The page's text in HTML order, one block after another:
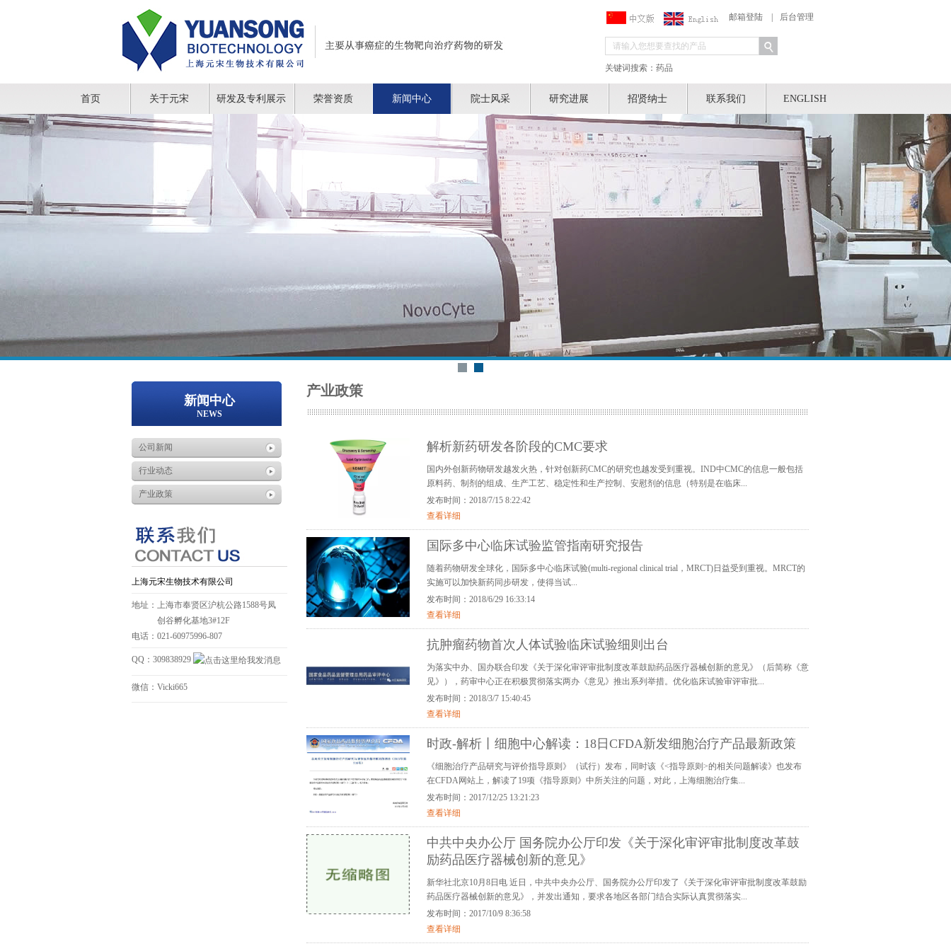
邮箱登陆| 后台管理
关键词搜索：药品
首页 关于元宋 研发及专利展示 荣誉资质 新闻中心 院士风采 研究进展 招贤纳士 联系我们 ENGLISH
新闻中心
NEWS
公司新闻
行业动态
产业政策
上海元宋生物技术有限公司
地址：上海市奉贤区沪杭公路1588号凤
创谷孵化基地3#12F
电话：021-60975996-807
QQ：309838929
微信：Vicki665
产业政策
解析新药研发各阶段的CMC要求
国内外创新药物研发越发火热，针对创新药CMC的研究也越发受到重视。IND中CMC的信息一般包括
原料药、制剂的组成、生产工艺、稳定性和生产控制、安慰剂的信息（特别是在临床...
发布时间：2018/7/15 8:22:42
查看详细
国际多中心临床试验监管指南研究报告
随着药物研发全球化，国际多中心临床试验(multi-regional clinical trial，MRCT)日益受到重视。MRCT的
实施可以加快新药同步研发，使得当试...
发布时间：2018/6/29 16:33:14
查看详细
抗肿瘤药物首次人体试验临床试验细则出台
为落实中办、国办联合印发《关于深化审评审批制度改革鼓励药品医疗器械创新的意见》（后简称《意
见》），药审中心正在积极贯彻落实两办《意见》推出系列举措。优化临床试验审评审批...
发布时间：2018/3/7 15:40:45
查看详细
时政-解析丨细胞中心解读：18日CFDA新发细胞治疗产品最新政策
《细胞治疗产品研究与评价指导原则》（试行）发布，同时该《<指导原则>的相关问题解读》也发布
在CFDA网站上，解读了19项《指导原则》中所关注的问题，对此，上海细胞治疗集...
发布时间：2017/12/25 13:21:23
查看详细
中共中央办公厅 国务院办公厅印发《关于深化审评审批制度改革鼓
励药品医疗器械创新的意见》
新华社北京10月8日电 近日，中共中央办公厅、国务院办公厅印发了《关于深化审评审批制度改革鼓励
药品医疗器械创新的意见》，并发出通知，要求各地区各部门结合实际认真贯彻落实...
发布时间：2017/10/9 8:36:58
查看详细